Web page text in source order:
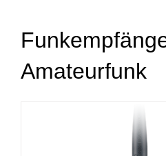
Amateurfunk